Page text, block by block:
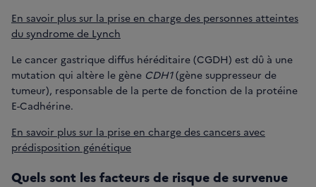
En savoir plus sur la prise en charge des personnes atteintes
du syndrome de Lynch
Le cancer gastrique diffus héréditaire (CGDH) est dû à une
mutation qui altère le gène CDH1(gène suppresseur de
tumeur), responsable de la perte de fonction de la protéine
E-Cadhérine.
En savoir plus sur la prise en charge des cancers avec
prédisposition génétique
Quels sont les facteurs de risque de survenue